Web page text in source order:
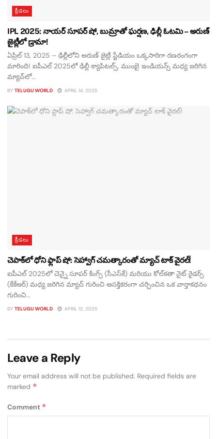
క్రీడలు
IPL 2025: నాయర్ సూపర్ షో, బుమ్రాతో ఘర్షణ, ఢిల్లీ ఓటమి – అరుణ్
జైట్లీలో డ్రామా!
ఏప్రిల్ 13, 2025 – ఢిల్లీలోని అరుణ్ జైట్లీ స్టేడియం ఒక్కసారిగా రణరంగంగా
మారింది! ఐపీఎల్ 2025లో ఢిల్లీ క్యాపిటల్స్, ముంబై ఇండియన్స్ మధ్య జరిగిన
మ్యాచ్‌లో...
BY TELUGU WORLD APRIL 14, 2025
క్రీడలు
చెపాక్‌లో ధోని ఫ్లాప్ షో: సెహ్వాగ్ చమత్కారంతో మ్యాచ్ టాక్ వైరల్!
ఐపీఎల్ 2025లో చెన్నై సూపర్ కింగ్స్ (సీఎస్‌కే) మరియు కోల్‌కతా నైట్ రైడర్స్
(కేకేఆర్) మధ్య జరిగిన మ్యాచ్ గురించి ఆసక్తికరంగా చర్చించిన ఒక వార్తాకథనం
గురించి...
BY TELUGU WORLD APRIL 12, 2025
Leave a Reply
Your email address will not be published. Required fields are
marked *
Comment *